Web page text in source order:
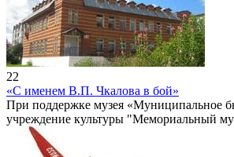
22
«С именем В.П. Чкалова в бой»
При поддержке музея «Муниципальное
учреждение культуры "Мемориальный